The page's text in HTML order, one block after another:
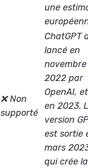
une
❌ Non
supporté
ChatGPT
lancé en
novembre
2022 par
OpenAI,
en 2023.
version
est sortie
mars
qui crée la